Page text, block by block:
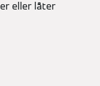
eller låter